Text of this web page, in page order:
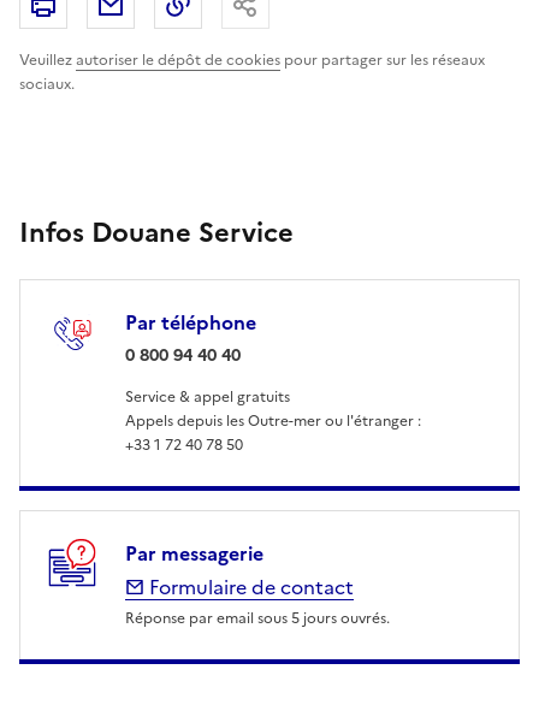
Veuillezautoriser le dépôt de cookies pour partager sur les réseaux
sociaux.
Infos Douane Service
Par téléphone
: 0 800 94 40 40
0 800 94 40 40
Service & appel gratuits
Appels depuis les Outre-mer ou l'étranger :
+33 1 72 40 78 50
Par messagerie
Formulaire de contact
Réponse par email sous 5 jours ouvrés.